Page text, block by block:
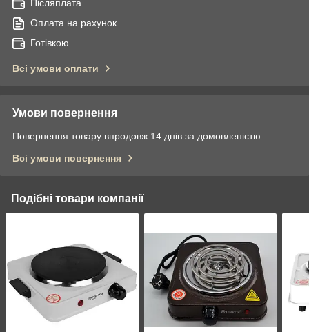
Післяплата
Оплата на рахунок
Готівкою
Всі умови оплати
Умови повернення
Повернення товару впродовж 14 днів за домовленістю
Всі умови повернення
Подібні товари компанії